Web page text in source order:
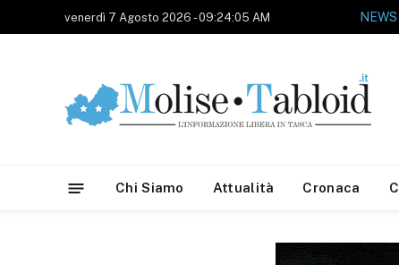
venerdì 7 Agosto 2026 - 09:24:05 AM NEWS
Chi Siamo Attualità Cronaca